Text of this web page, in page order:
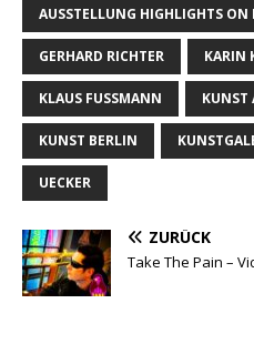
AUSSTELLUNG HIGHLIGHTS ON
GERHARD RICHTER KARIN
KLAUS FUSSMANN KUNST
KUNST BERLIN
UECKER
ZURÜCK
Take The Pain –